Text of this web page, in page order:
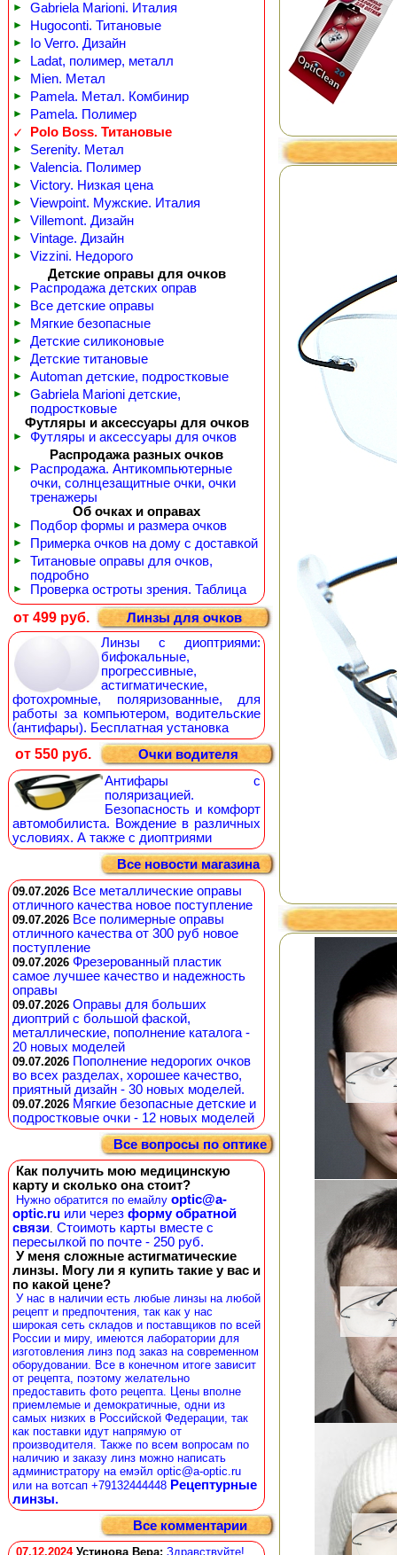
► Gabriela Marioni. Италия
► Hugoconti. Титановые
► Io Verro. Дизайн
► Ladat, полимер, металл
► Mien. Метал
► Pamela. Метал. Комбинир
►
Pamela. Полимер
✓
Polo Boss. Титановые
► Serenity. Метал
► Valencia. Полимер
► Victory. Низкая цена
► Viewpoint. Мужские. Италия
► Villemont. Дизайн
► Vintage. Дизайн
►
Vizzini. Недорого
Детские оправы для очков
► Распродажа детских оправ
► Все детские оправы
► Мягкие безопасные
► Детские силиконовые
► Детские титановые
► Automan детские, подростковые
►
Gabriela Marioni детские,
подростковые
Футляры и аксессуары для очков
►
Футляры и аксессуары для очков
Распродажа разных очков
►
Распродажа. Антикомпьютерные
очки, солнцезащитные очки, очки
тренажеры
Об очках и оправах
► Подбор формы и размера очков
► Примерка очков на дому с доставкой
►
Титановые оправы для очков,
подробно
► Проверка остроты зрения. Таблица
от 499 руб.
Линзы для очков
Линзы с диоптриями:
бифокальные,
прогрессивные,
астигматические,
фотохромные, поляризованные, для
работы за компьютером, водительские
(антифары). Бесплатная установка
от 550 руб.
Очки водителя
Антифары с
поляризацией.
Безопасность и комфорт
автомобилиста. Вождение в различных
условиях. А также с диоптриями
Все новости магазина
09.07.2026 Все металлические оправы
отличного качества новое поступление
09.07.2026 Все полимерные оправы
отличного качества от 300 руб новое
поступление
09.07.2026 Фрезерованный пластик
самое лучшее качество и надежность
оправы
09.07.2026 Оправы для больших
диоптрий с большой фаской,
металлические, пополнение каталога -
20 новых моделей
09.07.2026 Пополнение недорогих очков
во всех разделах, хорошее качество,
приятный дизайн - 30 новых моделей.
09.07.2026 Мягкие безопасные детские и
подростковые очки - 12 новых моделей
Все вопросы по оптике
Как получить мою медицинскую
карту и сколько она стоит?
Нужно обратится по емайлу optic@a-
optic.ru или через форму обратной
связи. Стоимоть карты вместе с
пересылкой по почте - 250 руб.
У меня сложные астигматические
линзы. Могу ли я купить такие у вас и
по какой цене?
У нас в наличии есть любые линзы на любой
рецепт и предпочтения, так как у нас
широкая сеть складов и поставщиков по всей
России и миру, имеются лаборатории для
изготовления линз под заказ на современном
оборудовании. Все в конечном итоге зависит
от рецепта, поэтому желательно
предоставить фото рецепта. Цены вполне
приемлемые и демократичные, одни из
самых низких в Российской Федерации, так
как поставки идут напрямую от
производителя. Также по всем вопросам по
наличию и заказу линз можно написать
администратору на емэйл optic@a-optic.ru
или на вотсап +79132444448 Рецептурные
линзы.
Все комментарии
07.12.2024 Устинова Вера: Здравствуйте!